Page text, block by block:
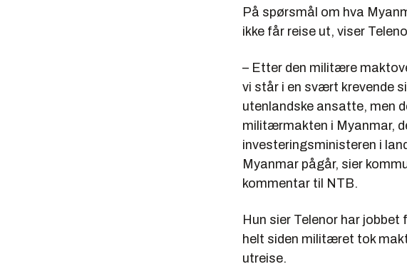
På spørsmål om hva
ikke får reise ut, viser
– Etter den militære
vi står i en svært krevende
utenlandske ansatte, men
militærmakten i Myanmar,
investeringsministeren i
Myanmar pågår, sier
kommentar til NTB.
Hun sier Telenor har
helt siden militæret tok
utreise.